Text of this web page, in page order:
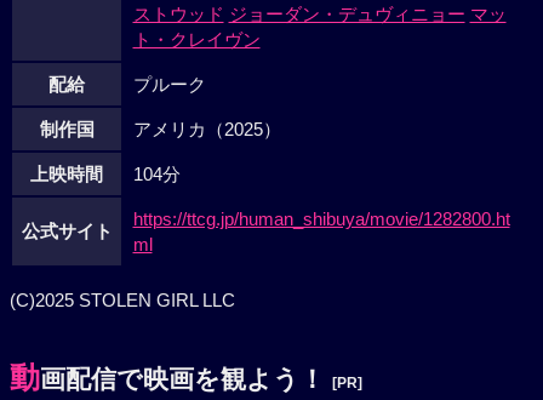
ストウッド ジョーダン・デュヴィニョー マッ
ト・クレイヴン
配給 プルーク
制作国 アメリカ（2025）
上映時間 104分
公式サイト
https://ttcg.jp/human_shibuya/movie/1282800.ht
ml
(C)2025 STOLEN GIRL LLC
動画配信で映画を観よう！ [PR]